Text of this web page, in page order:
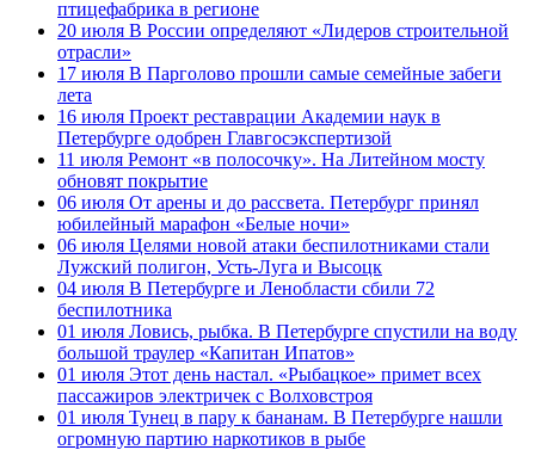
птицефабрика в регионе
20 июля В России определяют «Лидеров строительной
отрасли»
17 июля В Парголово прошли самые семейные забеги
лета
16 июля Проект реставрации Академии наук в
Петербурге одобрен Главгосэкспертизой
11 июля Ремонт «в полосочку». На Литейном мосту
обновят покрытие
06 июля От арены и до рассвета. Петербург принял
юбилейный марафон «Белые ночи»
06 июля Целями новой атаки беспилотниками стали
Лужский полигон, Усть-Луга и Высоцк
04 июля В Петербурге и Ленобласти сбили 72
беспилотника
01 июля Ловись, рыбка. В Петербурге спустили на воду
большой траулер «Капитан Ипатов»
01 июля Этот день настал. «Рыбацкое» примет всех
пассажиров электричек с Волховстроя
01 июля Тунец в пару к бананам. В Петербурге нашли
огромную партию наркотиков в рыбе